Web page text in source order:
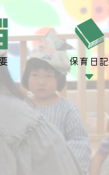
保育日記